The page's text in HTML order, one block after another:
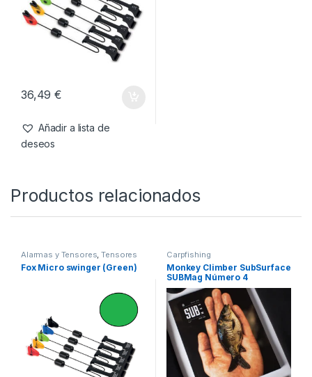
36,49€
Añadir a lista de
deseos
Productos relacionados
Alarmas y Tensores,Tensores
Fox Micro swinger (Green)
Carpfishing
Monkey Climber SubSurface
SUBMag Número 4